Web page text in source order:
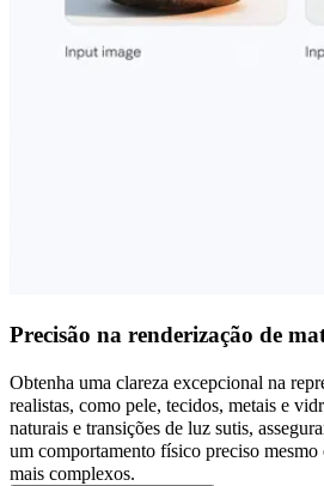
Precisão na renderização de
Obtenha uma clareza excepcional na
realistas, como pele, tecidos, metais e
naturais e transições de luz sutis,
um comportamento físico preciso mesmo
mais complexos.